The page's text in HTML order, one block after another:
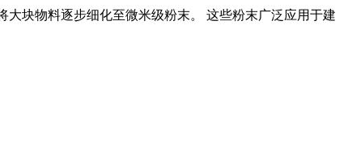
块物料逐步细化至微米级粉末。 这些粉末广泛应用于建